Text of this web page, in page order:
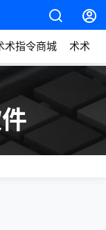
术指令商城 术术动